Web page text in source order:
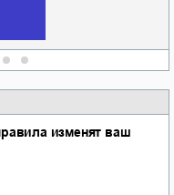
изменят ваш